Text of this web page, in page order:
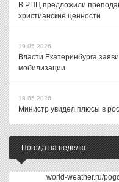
В РПЦ предложили
христианские ценности
19.05.2026
Власти Екатеринбурга
мобилизации
18.05.2026
Министр увидел плюсы в
Погода на неделю
world-weather.ru/